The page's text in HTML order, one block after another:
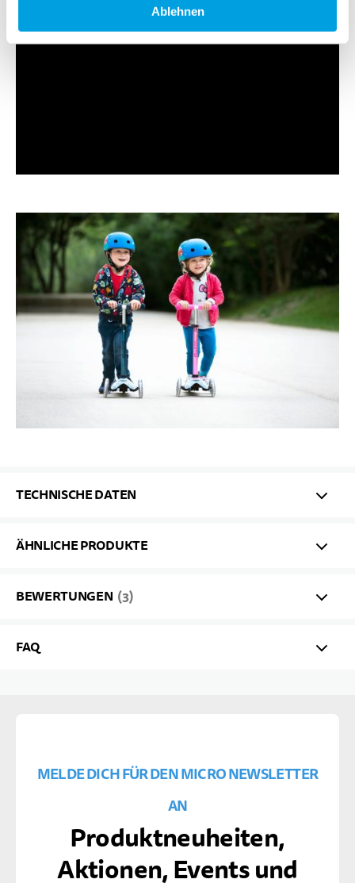
Ablehnen
TECHNISCHE DATEN
ÄHNLICHE PRODUKTE
BEWERTUNGEN 3
FAQ
MELDE DICH FÜR DEN MICRO NEWSLETTER
AN
Produktneuheiten,
Aktionen, Events und